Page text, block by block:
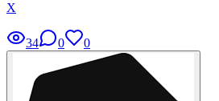
X
34 0 0